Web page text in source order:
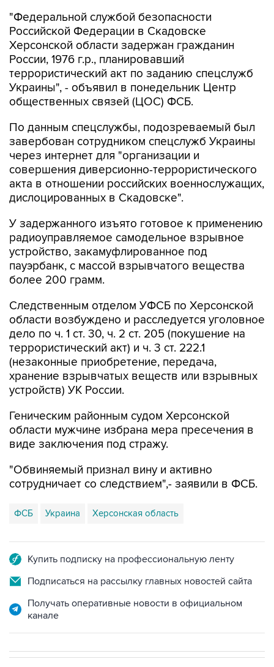
"Федеральной службой безопасности
Российской Федерации в Скадовске
Херсонской области задержан гражданин
России, 1976 г.р., планировавший
террористический акт по заданию спецслужб
Украины", - объявил в понедельник Центр
общественных связей (ЦОС) ФСБ.
По данным спецслужбы, подозреваемый был
завербован сотрудником спецслужб Украины
через интернет для "организации и
совершения диверсионно-террористического
акта в отношении российских военнослужащих,
дислоцированных в Скадовске".
У задержанного изъято готовое к применению
радиоуправляемое самодельное взрывное
устройство, закамуфлированное под
пауэрбанк, с массой взрывчатого вещества
более 200 грамм.
Следственным отделом УФСБ по Херсонской
области возбуждено и расследуется уголовное
дело по ч. 1 ст. 30, ч. 2 ст. 205 (покушение на
террористический акт) и ч. 3 ст. 222.1
(незаконные приобретение, передача,
хранение взрывчатых веществ или взрывных
устройств) УК России.
Геническим районным судом Херсонской
области мужчине избрана мера пресечения в
виде заключения под стражу.
"Обвиняемый признал вину и активно
сотрудничает со следствием",- заявили в ФСБ.
ФСБ Украина Херсонская область
Купить подписку на профессиональную ленту
Подписаться на рассылку главных новостей сайта
Получать оперативные новости в официальном
канале